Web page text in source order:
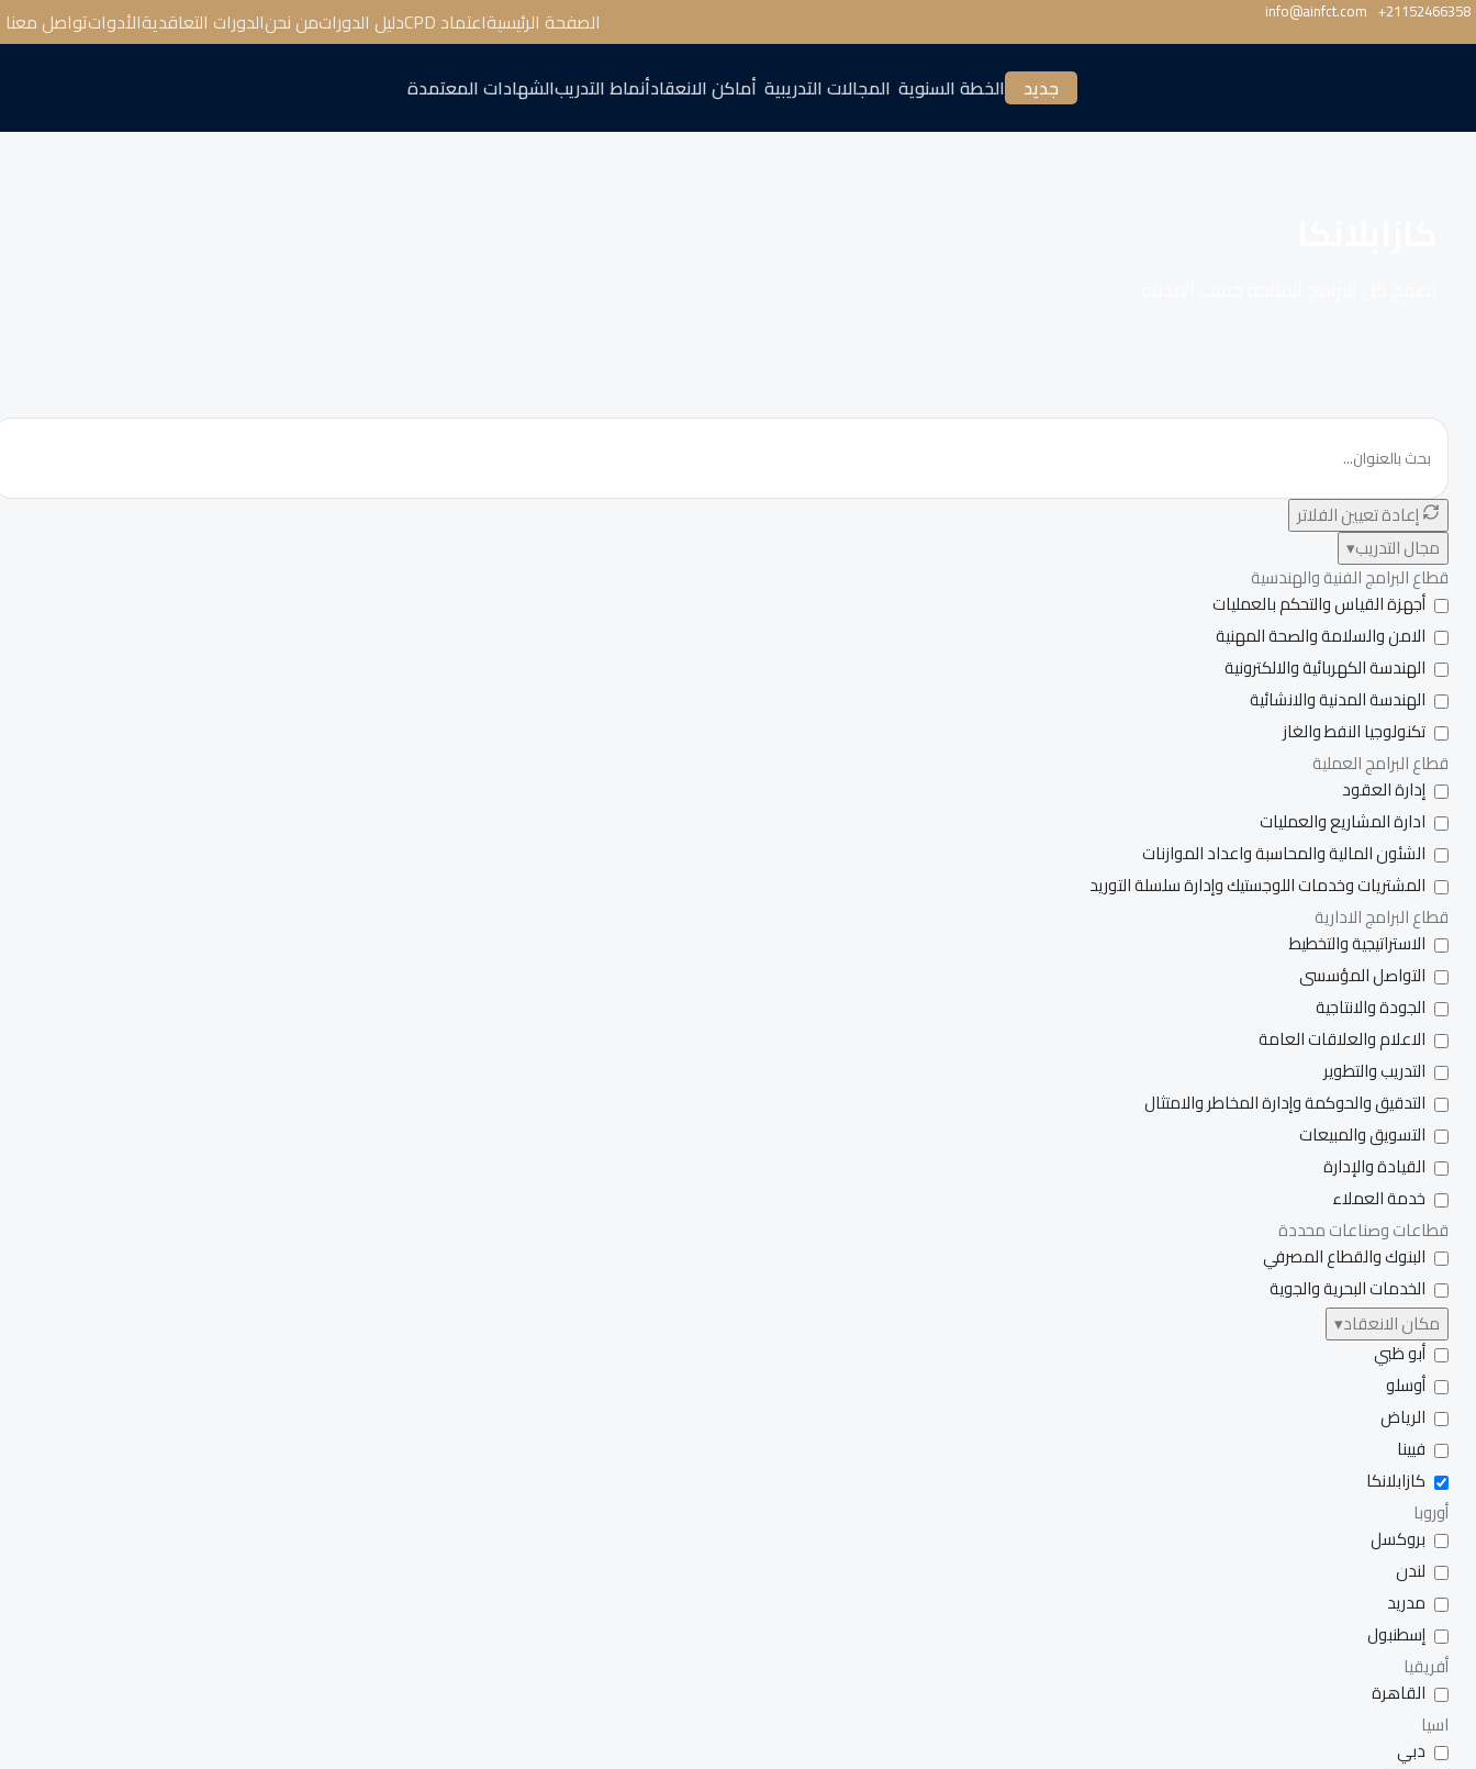
‎+21152466358
info@ainfct.com الصفحة الرئيسيةاعتماد CPD دليل الدوراتمن نحنالدورات التعاقديةالأدواتتواصل معنا
جديد
الخطة السنوية المجالات التدريبية أماكن الانعقادأنماط التدريبالشهادات المعتمدة
مجال التدريب▾
قطاع البرامج الفنية والهندسية
أجهزة القياس والتحكم بالعمليات
الامن والسلامة والصحة المهنية
الهندسة الكهربائية والالكترونية
الهندسة المدنية والانشائية
تكنولوجيا النفط والغاز
قطاع البرامج العملية
إدارة العقود
ادارة المشاريع والعمليات
الشئون المالية والمحاسبة واعداد الموازنات
المشتريات وخدمات اللوجستيك وإدارة سلسلة التوريد
قطاع البرامج الادارية
الاستراتيجية والتخطيط
التواصل المؤسسى
الجودة والانتاجية
الاعلام والعلاقات العامة
التدريب والتطوير
التدقيق والحوكمة وإدارة المخاطر والامتثال
التسويق والمبيعات
القيادة والإدارة
خدمة العملاء
قطاعات وصناعات محددة
البنوك والقطاع المصرفي
الخدمات البحرية والجوية
مكان الانعقاد▾
أبو ظبي
أوسلو
الرياض
فيينا
كازابلانكا
أوروبا
بروكسل
لندن
مدريد
إسطنبول
أفريقيا
القاهرة
اسيا
دبي